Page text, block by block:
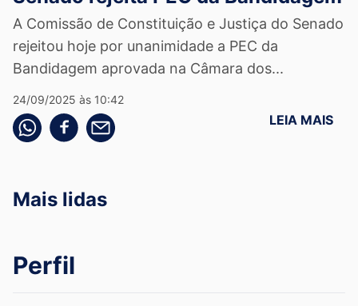
A Comissão de Constituição e Justiça do Senado
rejeitou hoje por unanimidade a PEC da
Bandidagem aprovada na Câmara dos...
24/09/2025 às 10:42
Compartilhe pelo whatsapp
Compartilhar no facebook
Compartilhe pelo email LEIA MAIS
Mais lidas
Perfil